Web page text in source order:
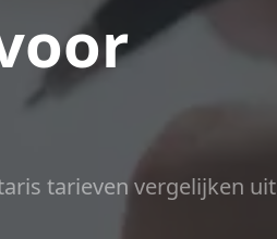
tarieven vergelijken uit